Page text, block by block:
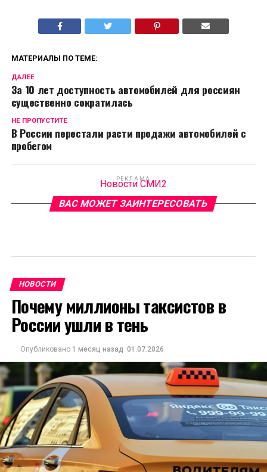
МАТЕРИАЛЫ ПО ТЕМЕ:
ДАЛЕЕ
За 10 лет доступность автомобилей для россиян
существенно сократилась
НЕ ПРОПУСТИТЕ
В Роcсии перестали расти продажи автомобилей с
пробегом
РЕКЛАМА
Новости СМИ2
ВАС МОЖЕТ ЗАИНТЕРЕСОВАТЬ
НОВОСТИ
Почему миллионы таксистов в
России ушли в тень
Опубликовано 1 месяц назад 01.07.2026